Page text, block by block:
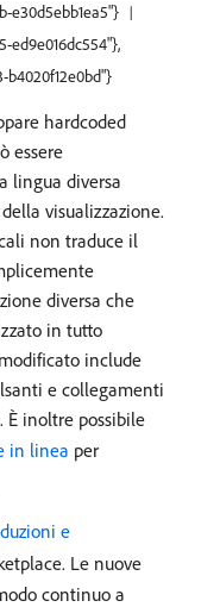
e30d5ebb1ea5"}
ed9e016dc554"},
b4020f12e0bd"}
hardcoded
essere
lingua diversa
visualizzazione.
non traduce il
diversa che
in tutto
include
e collegamenti
. È inoltre possibile
in linea per
e
Le nuove
continuo a